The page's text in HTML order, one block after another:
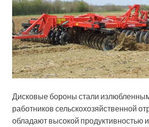
Дисковые бороны стали
работников сельскохозяйственной
обладают высокой продуктивностью и